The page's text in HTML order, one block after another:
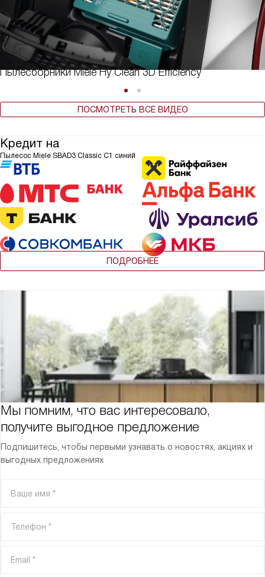
Пылесборники Miele Hy Clean 3D Efficiency
ПОСМОТРЕТЬ ВСЕ ВИДЕО
Кредит на
Пылесос Miele SBAD3 Classic C1 синий
ПОДРОБНЕЕ
Мы помним, что вас интересовало,
получите выгодное предложение
Подпишитесь, чтобы первыми узнавать о новостях, акциях и
выгодных предложениях